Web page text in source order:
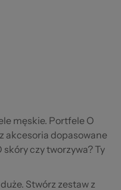
męskie. Portfele O
akcesoria dopasowane
czy tworzywa? Ty
Stwórz zestaw z